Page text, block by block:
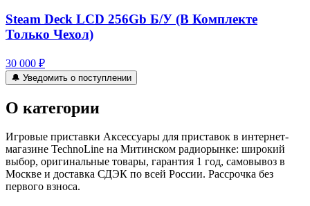
Steam Deck LCD 256Gb Б/У (В Комплекте
Только Чехол)
30 000 ₽
🔔 Уведомить о поступлении
О категории
Игровые приставки Аксессуары для приставок в интернет-
магазине TechnoLine на Митинском радиорынке: широкий
выбор, оригинальные товары, гарантия 1 год, самовывоз в
Москве и доставка СДЭК по всей России. Рассрочка без
первого взноса.